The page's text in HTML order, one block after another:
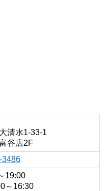
清水1-33-1
谷店2F
3486
19:00
～16:30